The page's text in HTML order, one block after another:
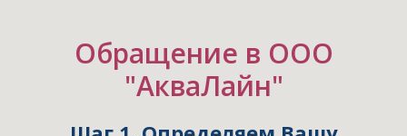
Обращение в ООО
"АкваЛайн"